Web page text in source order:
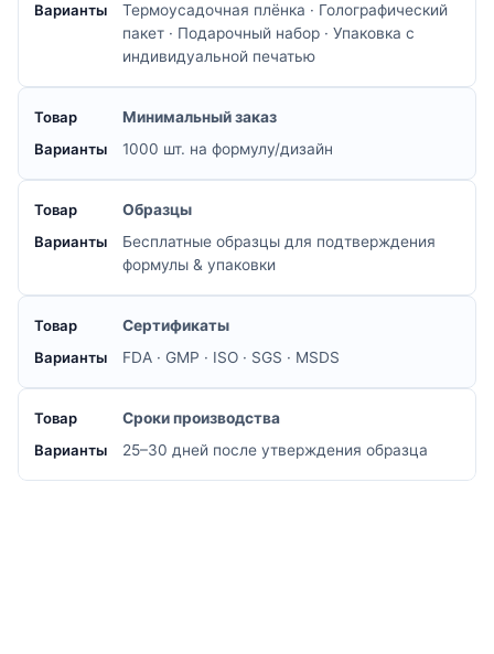
Термоусадочная плёнка · Голографический
пакет · Подарочный набор · Упаковка с
индивидуальной печатью
Минимальный заказ
1000 шт. на формулу/дизайн
Образцы
Бесплатные образцы для подтверждения
формулы & упаковки
Сертификаты
FDA · GMP · ISO · SGS · MSDS
Сроки производства
25–30 дней после утверждения образца